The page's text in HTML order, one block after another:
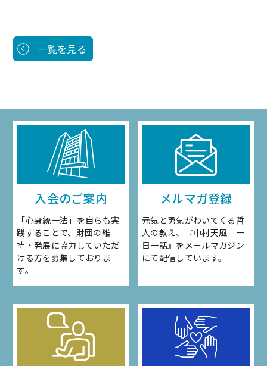
一覧を見る
入会のご案内
「心身統一法」を自らも実
践することで、財団の維
持・発展に協力していただ
ける方を募集しておりま
す。
メルマガ登録
元気と勇気がわいてくる哲
人の教え、『中村天風 一
日一話』をメールマガジン
にて配信しています。